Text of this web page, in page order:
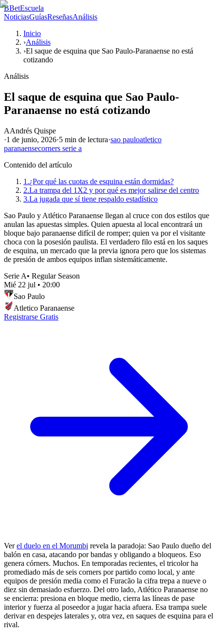
BBetEscuela
NoticiasGuíasReseñasAnálisis
Inicio
›Análisis
›El saque de esquina que Sao Paulo-Paranaense no está
cotizando
Análisis
El saque de esquina que Sao Paulo-
Paranaense no está cotizando
AAndrés Quispe
·1 de junio, 2026·5 min de lectura·sao pauloatletico
paranaensecorners serie a
Contenido del artículo
1.¿Por qué las cuotas de esquina están dormidas?
2.La trampa del 1X2 y por qué es mejor salirse del centro
3.La jugada que sí tiene respaldo estadístico
Sao Paulo y Atlético Paranaense llegan al cruce con dos estilos que
anulan las apuestas simples. Quien apuesta al local encontrará un
bloque bajo paranaense difícil de romper; quien va por el visitante
choca con la posesión paulista. El verdadero filo está en los saques
de esquina, un mercado que la previa ignora pero que los sistemas
de presión de ambos equipos inflan sistemáticamente.
Serie A• Regular Season
Mié 22 jul • 20:00
Sao Paulo
Atletico Paranaense
Registrarse Gratis
Verel duelo en el Morumbi revela la paradoja: Sao Paulo dueño del
balón en casa, atacando por bandas y obligando a bloqueos. Eso
genera córners. Muchos. En temporadas recientes, el tricolor ha
promediado más de seis corners por partido como local, y ante
equipos de presión media como el Furacão la cifra trepa a nueve o
diez sin demasiado esfuerzo. Del otro lado, Atlético Paranaense no
se encierra: presiona en bloque medio, cierra las líneas de pase
interior y fuerza al poseedor a jugar hacia afuera. Esa trampa suele
derivar en despejes laterales y, otra vez, en saques de esquina para el
rival.